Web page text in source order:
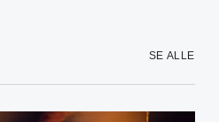
SE ALLE